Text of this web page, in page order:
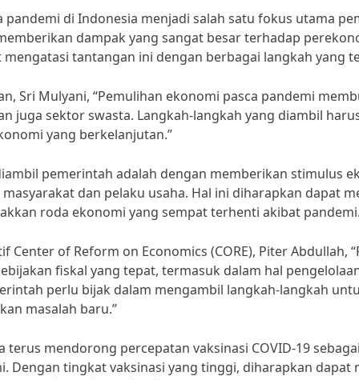
pandemi di Indonesia menjadi salah satu fokus utama
dampak yang sangat besar terhadap
tantangan ini dengan berbagai langkah yang
Sri Mulyani, “Pemulihan ekonomi pasca pandemi
juga sektor swasta. Langkah-langkah yang diambil
yang berkelanjutan.”
pemerintah adalah dengan memberikan stimulus
dan pelaku usaha. Hal ini diharapkan dapat
roda ekonomi yang sempat terhenti akibat pandemi.
of Reform on Economics (CORE), Piter Abdullah,
fiskal yang tepat, termasuk dalam hal
perlu bijak dalam mengambil langkah-langkah
masalah baru.”
terus mendorong percepatan vaksinasi COVID-19
Dengan tingkat vaksinasi yang tinggi, diharapkan dapat